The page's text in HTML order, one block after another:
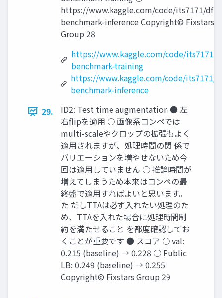
https://www.kaggle.com/code/its7171/dfl-
benchmark-inference Copyright© Fixstars
Group 28
https://www.kaggle.com/code/its7171/
benchmark-training
https://www.kaggle.com/code/its7171/
benchmark-inference
29.
ID2: Test time augmentation ● 左
右flipを適用 ○ 画像系コンペでは
multi-scaleやクロップの拡張もよく
適用されますが、処理時間の関 係で
バリエーションを増やせないため今
回は適用していません ○ 推論時間が
増えてしまうため本来はコンペの最
終盤で適用すればよいと思います。
た だしTTAは必ず入れたい処理のた
め、TTAを入れた場合に処理時間制
約を満たせること を都度確認してお
くことが重要です ● スコア ○ val:
0.215 (baseline) → 0.228 ○ Public
LB: 0.249 (baseline) → 0.255
Copyright© Fixstars Group 29